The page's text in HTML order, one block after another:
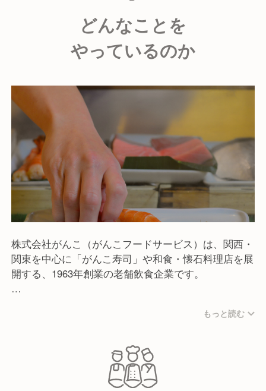
どんなことを
やっているのか
株式会社がんこ（がんこフードサービス）は、関西・
関東を中心に「がんこ寿司」や和食・懐石料理店を展
開する、1963年創業の老舗飲食企業です。
司やこだわりの和食を、誰もが楽しめるリーズナブル
宅を再生した「お屋敷レストラン」の運営や、介護事
業への進出、海外展開など、飲食の枠を超えた幅広い
事業を手掛けているのが特徴です。
もっと読む